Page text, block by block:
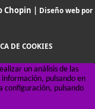
Chopin | Diseño web por
DE COOKIES
un análisis de las
pulsando en
configuración, pulsando